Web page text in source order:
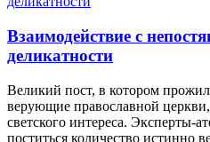
Взаимодействие с
деликатности
Великий пост, в котором
верующие православной
светского интереса.
поститься количество истинно